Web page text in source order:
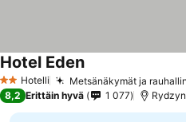
2 Tähtiluokitus
Hotelli Metsänäkymät ja
Hotel Eden
8,2 Erittäin hyvä 1 077